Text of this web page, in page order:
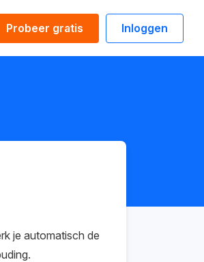
Probeer gratis Inloggen
je automatisch de